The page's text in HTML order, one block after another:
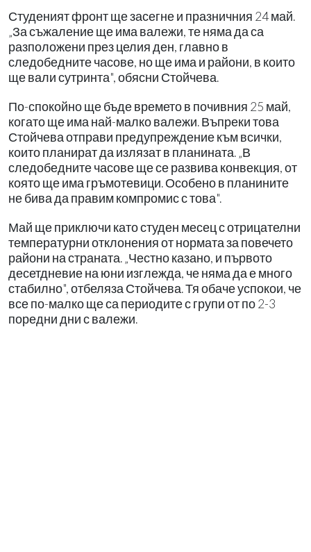
Студеният фронт ще засегне и празничния 24 май.
„За съжаление ще има валежи, те няма да са
разположени през целия ден, главно в
следобедните часове, но ще има и райони, в които
ще вали сутринта", обясни Стойчева.
По-спокойно ще бъде времето в почивния 25 май,
когато ще има най-малко валежи. Въпреки това
Стойчева отправи предупреждение към всички,
които планират да излязат в планината. „В
следобедните часове ще се развива конвекция, от
която ще има гръмотевици. Особено в планините
не бива да правим компромис с това".
Май ще приключи като студен месец с отрицателни
температурни отклонения от нормата за повечето
райони на страната. „Честно казано, и първото
десетдневие на юни изглежда, че няма да е много
стабилно", отбеляза Стойчева. Тя обаче успокои, че
все по-малко ще са периодите с групи от по 2-3
поредни дни с валежи.